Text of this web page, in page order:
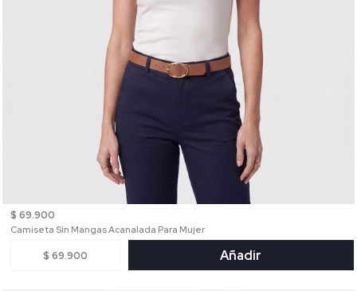
$ 69.900
Camiseta Sin Mangas Acanalada Para Mujer
$ 69.900 Añadir